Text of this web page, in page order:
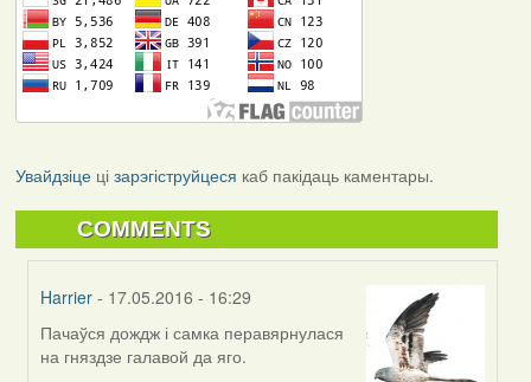
Увайдзіцеці зарэгіструйцеся каб пакідаць каментары.
COMMENTS
Harrier - 17.05.2016 - 16:29
In
reply
Пачаўся дождж і самка перавярнулася
на гняздзе галавой да яго.